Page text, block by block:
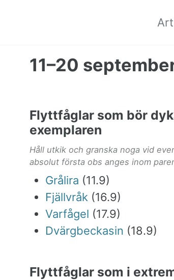
11–20
Flyttfåglar som bör
exemplaren
Håll utkik och granska noga vid
absolut första obs anges inom
Grålira (11.9)
Fjällvråk (16.9)
Varfågel (17.9)
Dvärgbeckasin (18.9)
Flyttfåglar som i